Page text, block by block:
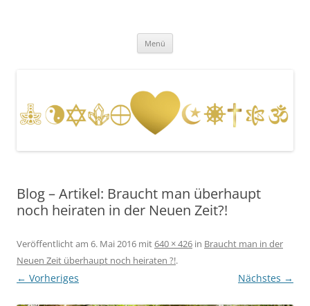
Unterstützung zu dir Selbst. Dein
ursprüngliches Herz, Sein und
Leben. Durch mit Gott, Christus,
den Engeln und Lichtwesen im
Einklang und Eins sein.
FREQUENZAUSWIRKUNGEN VIA BOTSCHAFTEN, HELLSICHT UND
Menü
Blog – Artikel: Braucht man überhaupt
noch heiraten in der Neuen Zeit?!
Veröffentlicht am 6. Mai 2016 mit640 × 426 in Braucht man in der
Neuen Zeit überhaupt noch heiraten ?!.
← Vorheriges Nächstes →